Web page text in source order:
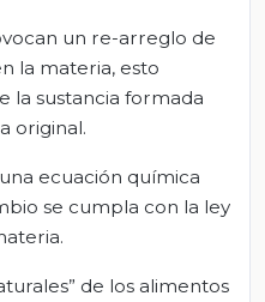
un re-arreglo de
la materia, esto
la sustancia formada
original.
ecuación química
se cumpla con la ley
de los alimentos